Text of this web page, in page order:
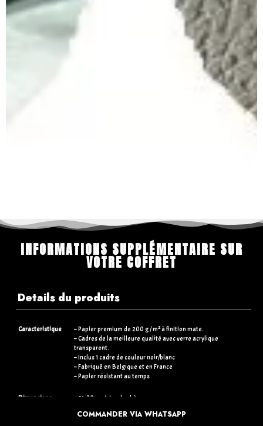
INFORMATIONS SUPPLÉMENTAIRE SUR
VOTRE COFFRET
Details du produits
Caracteristique
– Papier premium de 200 g / m² à finition mate.
– Cadres de la meilleure qualité avec verre acrylique
transparent.
– Inclus 1 cadre de couleur noir/blanc
– Fabriqué en Belgique et en France
– Papier résistant au temps
Dimensions
– 21×30 cm (standards)
– 50×70 cm (+15€)
COMMANDER VIA WHATSAPP